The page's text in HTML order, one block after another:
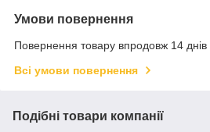
Умови повернення
Повернення товару впродовж 14 днів
Всі умови повернення
Подібні товари компанії